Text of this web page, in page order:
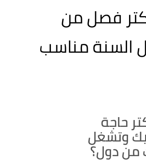
فصل من
السنة مناسب
حاجة
وتشغل
من دول؟